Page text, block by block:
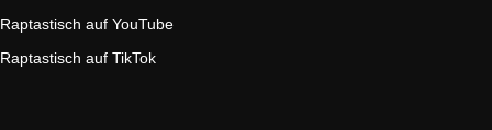
Raptastisch auf YouTube
Raptastisch auf TikTok